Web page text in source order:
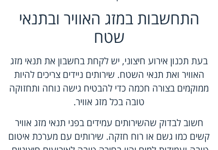
התחשבות במזג האוויר ובתנאי
שטח
בעת תכנון אירוע חיצוני, יש לקחת בחשבון את תנאי מזג
האוויר ואת תנאי השטח. שירותים ניידים צריכים להיות
ממוקמים בצורה חכמה כדי להבטיח גישה נוחה ותחזוקה
טובה בכל מזג אוויר.
חשוב לבדוק שהשירותים עמידים בפני תנאי מזג אוויר
קשים כמו גשם או רוח חזקה. שירותים עם מערכת איטום